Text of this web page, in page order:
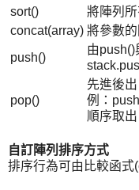
sort()
將陣列
concat(array) 將參數
push()
由push()
pop()
先進後
例：
順序取出
自訂陣列排序方式
排序行為可由比較函式